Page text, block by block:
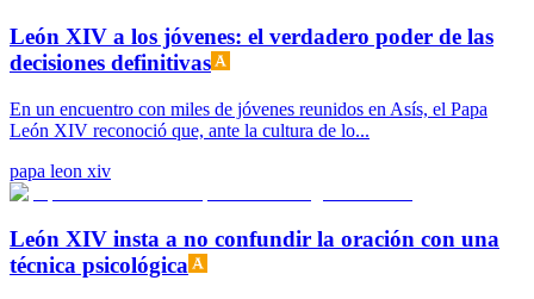
León XIV a los jóvenes: el verdadero poder de las
decisiones definitivas
En un encuentro con miles de jóvenes reunidos en Asís, el Papa
León XIV reconoció que, ante la cultura de lo...
papa leon xiv
León XIV insta a no confundir la oración con una
técnica psicológica